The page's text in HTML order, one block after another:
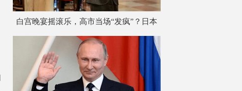
白宫晚宴摇滚乐，高市当场“发疯”？日本
网友炸锅了！